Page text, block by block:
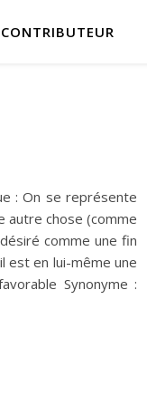
: On se représente
autre chose (comme
comme une fin
est en lui-même une
Synonyme :